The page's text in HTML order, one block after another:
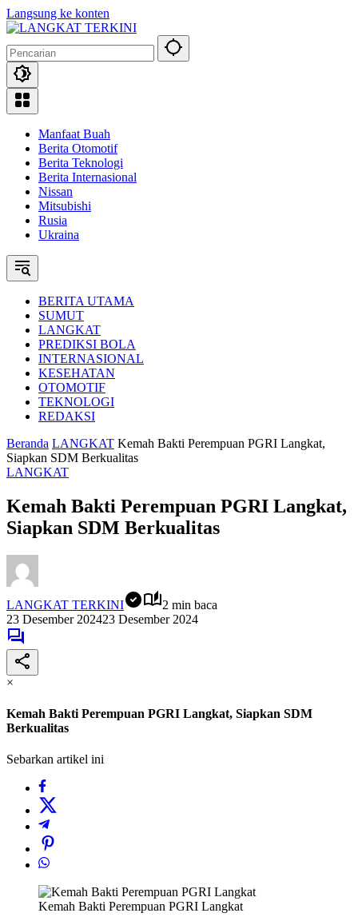
Langsung ke konten
Manfaat Buah
Berita Otomotif
Berita Teknologi
Berita Internasional
Nissan
Mitsubishi
Rusia
Ukraina
BERITA UTAMA
SUMUT
LANGKAT
PREDIKSI BOLA
INTERNASIONAL
KESEHATAN
OTOMOTIF
TEKNOLOGI
REDAKSI
Beranda LANGKAT Kemah Bakti Perempuan PGRI Langkat,
Siapkan SDM Berkualitas
LANGKAT
Kemah Bakti Perempuan PGRI Langkat,
Siapkan SDM Berkualitas
LANGKAT TERKINI
2 min baca
23 Desember 202423 Desember 2024
×
Kemah Bakti Perempuan PGRI Langkat, Siapkan SDM
Berkualitas
Sebarkan artikel ini
Kemah Bakti Perempuan PGRI Langkat